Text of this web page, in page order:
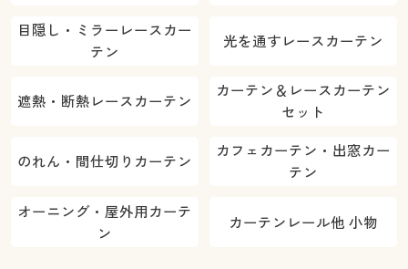
目隠し・ミラーレースカー
テン
光を通すレースカーテン
遮熱・断熱レースカーテン
カーテン＆レースカーテン
セット
のれん・間仕切りカーテン
カフェカーテン・出窓カー
テン
オーニング・屋外用カーテ
ン
カーテンレール他 小物